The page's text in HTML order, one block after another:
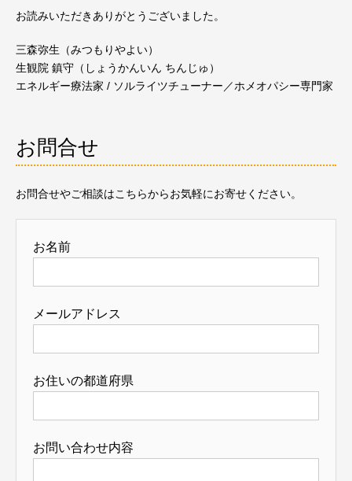
お読みいただきありがとうございました。
三森弥生（みつもりやよい）
生観院 鎮守（しょうかんいん ちんじゅ）
エネルギー療法家 / ソルライツチューナー／ホメオパシー専門家
お問合せ
お問合せやご相談はこちらからお気軽にお寄せください。
お名前
メールアドレス
お住いの都道府県
お問い合わせ内容